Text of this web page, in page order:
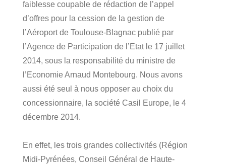
faiblesse coupable de rédaction de l’appel
d’offres pour la cession de la gestion de
l’Aéroport de Toulouse-Blagnac publié par
l’Agence de Participation de l’Etat le 17 juillet
2014, sous la responsabilité du ministre de
l’Economie Arnaud Montebourg. Nous avons
aussi été seul à nous opposer au choix du
concessionnaire, la société Casil Europe, le 4
décembre 2014.
En effet, les trois grandes collectivités (Région
Midi-Pyrénées, Conseil Général de Haute-